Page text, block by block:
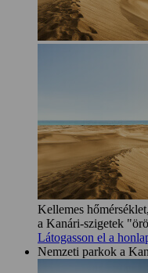
Kellemes
a Kanári-szigetek
Látogasson el a
Nemzeti parkok a